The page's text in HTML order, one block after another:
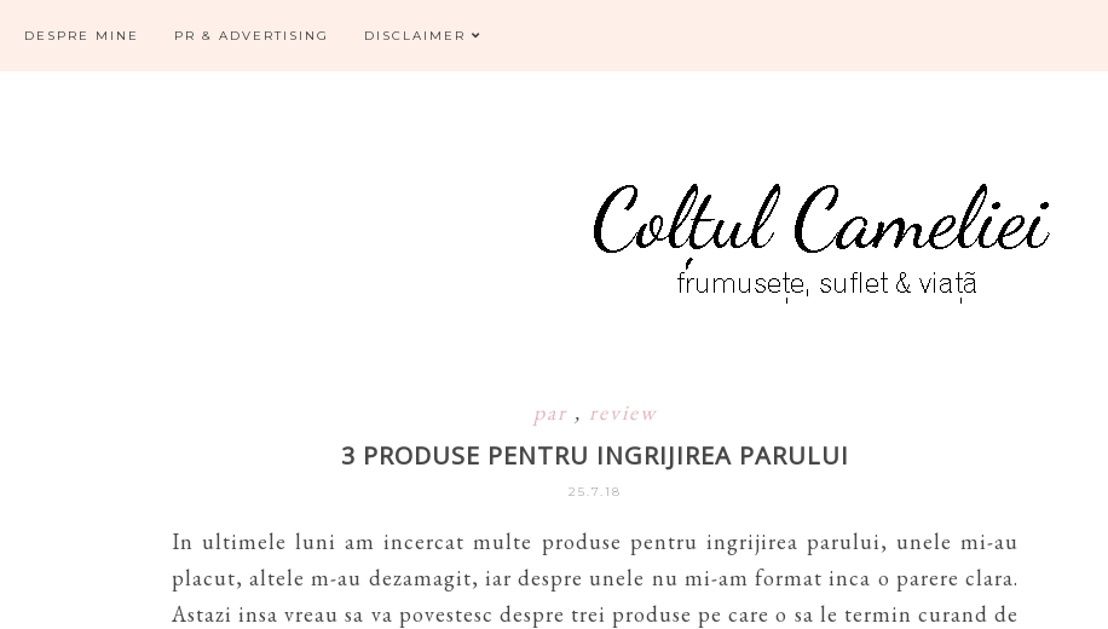
DESPRE MINE PR & ADVERTISING DISCLAIMER
par , review
3 PRODUSE PENTRU INGRIJIREA PARULUI
25.7.18
In ultimele luni am incercat multe produse pentru ingrijirea parului, unele mi-au
placut, altele m-au dezamagit, iar despre unele nu mi-am format inca o parere clara.
Astazi insa vreau sa va povestesc despre trei produse pe care o sa le termin curand de